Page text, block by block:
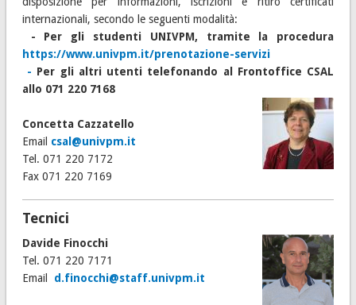
internazionali, secondo le seguenti modalità:
- Per gli studenti UNIVPM, tramite la procedura
https://www.univpm.it/prenotazione-servizi
- Per gli altri utenti telefonando al Frontoffice CSAL
allo 071 220 7168
Concetta Cazzatello
Email csal@univpm.it
Tel. 071 220 7172
Fax 071 220 7169
Tecnici
Davide Finocchi
Tel. 071 220 7171
Email d.finocchi@staff.univpm.it